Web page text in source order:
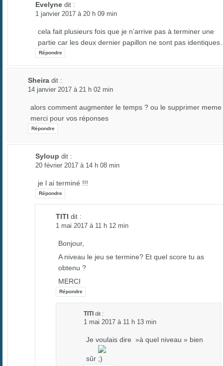
Evelyne dit :
1 janvier 2017 à 20 h 09 min
cela fait plusieurs fois que je n’arrive pas à terminer une
partie car les deux dernier papillon ne sont pas
Répondre
Sheira dit :
14 janvier 2017 à 21 h 02 min
alors comment augmenter le temps ? ou le supprimer meme
merci pour vos réponses
Répondre
Syloup dit :
20 février 2017 à 14 h 08 min
je l ai terminé !!!
Répondre
TITI dit :
1 mai 2017 à 11 h 12 min
Bonjour,
A niveau le jeu se termine? Et quel score tu as
obtenu ?
MERCI
Répondre
TITI dit :
1 mai 2017 à 11 h 13 min
Je voulais dire »à quel niveau » bien
sûr